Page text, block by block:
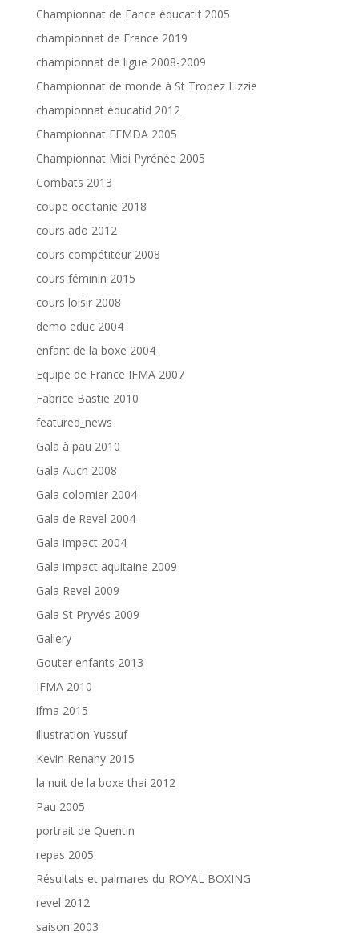
Championnat de Fance éducatif 2005
championnat de France 2019
championnat de ligue 2008-2009
Championnat de monde à St Tropez Lizzie
championnat éducatid 2012
Championnat FFMDA 2005
Championnat Midi Pyrénée 2005
Combats 2013
coupe occitanie 2018
cours ado 2012
cours compétiteur 2008
cours féminin 2015
cours loisir 2008
demo educ 2004
enfant de la boxe 2004
Equipe de France IFMA 2007
Fabrice Bastie 2010
featured_news
Gala à pau 2010
Gala Auch 2008
Gala colomier 2004
Gala de Revel 2004
Gala impact 2004
Gala impact aquitaine 2009
Gala Revel 2009
Gala St Pryvés 2009
Gallery
Gouter enfants 2013
IFMA 2010
ifma 2015
illustration Yussuf
Kevin Renahy 2015
la nuit de la boxe thai 2012
Pau 2005
portrait de Quentin
repas 2005
Résultats et palmares du ROYAL BOXING
revel 2012
saison 2003